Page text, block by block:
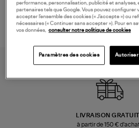
LIVRAISON
à partir de 150 €
performance, personnalisation, publicité et analyses,
partenaires tels que Google. Vous pouvez configurer
accepter l’ensemble des cookies (« J’accepte ») ou
nécessaires (« Continuer sans accepter »). Pour en
vos données, consulter notre politique de cookies
Paramètres des cookies